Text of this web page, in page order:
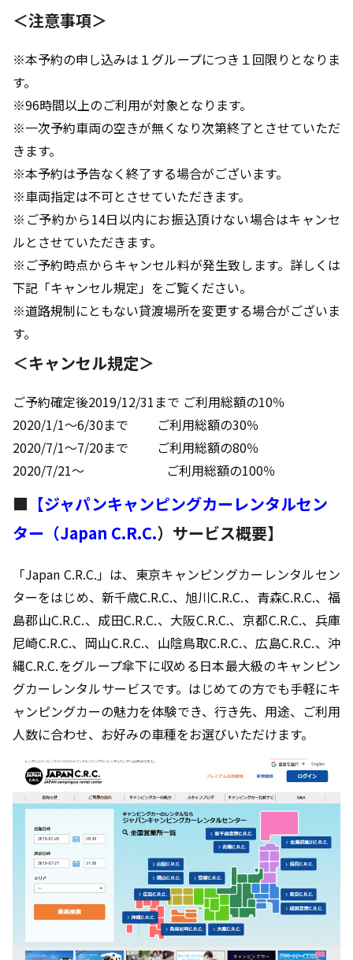
＜注意事項＞
※本予約の申し込みは１グループにつき１回限りとなりま
す。
※96時間以上のご利用が対象となります。
※一次予約車両の空きが無くなり次第終了とさせていただ
きます。
※本予約は予告なく終了する場合がございます。
※車両指定は不可とさせていただきます。
※ご予約から14日以内にお振込頂けない場合はキャンセ
ルとさせていただきます。
※ご予約時点からキャンセル料が発生致します。詳しくは
下記「キャンセル規定」をご覧ください。
※道路規制にともない貸渡場所を変更する場合がございま
す。
＜キャンセル規定＞
ご予約確定後2019/12/31まで ご利用総額の10％
2020/1/1～6/30まで ご利用総額の30％
2020/7/1～7/20まで ご利用総額の80％
2020/7/21～ ご利用総額の100％
■ 【ジャパンキャンピングカーレンタルセン
ター（Japan C.R.C.）サービス概要】
「Japan C.R.C.」は、東京キャンピングカーレンタルセン
ターをはじめ、新千歳C.R.C.、旭川C.R.C.、青森C.R.C.、福
島郡山C.R.C.、成田C.R.C.、大阪C.R.C.、京都C.R.C.、兵庫
尼崎C.R.C.、岡山C.R.C.、山陰鳥取C.R.C.、広島C.R.C.、沖
縄C.R.C.をグループ傘下に収める日本最大級のキャンピン
グカーレンタルサービスです。はじめての方でも手軽にキ
ャンピングカーの魅力を体験でき、行き先、用途、ご利用
人数に合わせ、お好みの車種をお選びいただけます。